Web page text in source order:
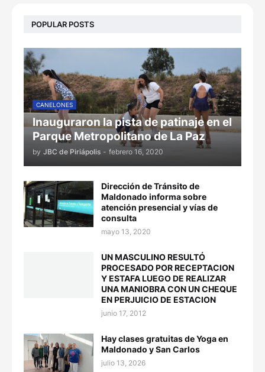
POPULAR POSTS
CANELONES
Inauguraron la pista de patinaje en el
Parque Metropolitano de La Paz
by JBC de Piriápolis - febrero 16, 2020
Dirección de Tránsito de
Maldonado informa sobre
atención presencial y vías de
consulta
mayo 13, 2020
UN MASCULINO RESULTÓ
PROCESADO POR RECEPTACION
Y ESTAFA LUEGO DE REALIZAR
UNA MANIOBRA CON UN CHEQUE
EN PERJUICIO DE ESTACION
junio 17, 2012
Hay clases gratuitas de Yoga en
Maldonado y San Carlos
julio 13, 2026